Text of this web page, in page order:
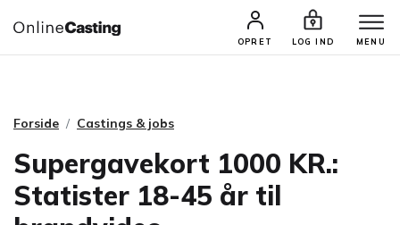
OPRET LOG IND MENU
CASTINGS & JOBS SØG PROFIL
Forside Castings & jobs
Supergavekort 1000 KR.:
Statister 18-45 år til